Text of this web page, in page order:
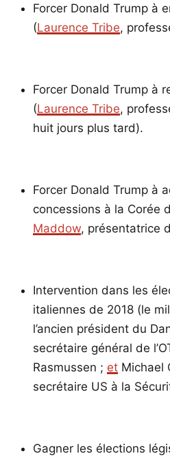
Forcer Donald Trump à
(Laurence Tribe,
Forcer Donald Trump à
(Laurence Tribe,
huit jours plus tard).
Forcer Donald Trump à
concessions à la Corée
Maddow, présentatrice
Intervention dans les
italiennes de 2018 (le
l’ancien président du
secrétaire général de
Rasmussen ; et Michael
secrétaire US à la
Gagner les élections